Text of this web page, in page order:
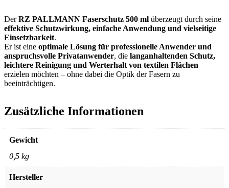
DerRZ PALLMANN Faserschutz 500 ml überzeugt durch seine
effektive Schutzwirkung, einfache Anwendung und vielseitige
Einsetzbarkeit.
Er ist eine optimale Lösung für professionelle Anwender und
anspruchsvolle Privatanwender, die langanhaltenden Schutz,
leichtere Reinigung und Werterhalt von textilen Flächen
erzielen möchten – ohne dabei die Optik der Fasern zu
beeinträchtigen.
Zusätzliche Informationen
Gewicht
0,5 kg
Hersteller